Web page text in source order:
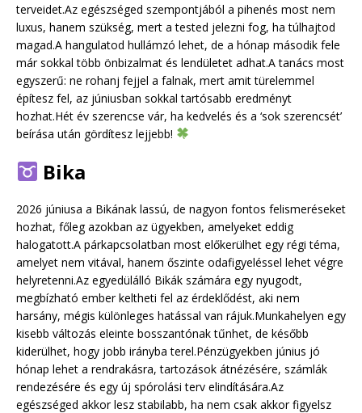
terveidet.Az egészséged szempontjából a pihenés most nem
luxus, hanem szükség, mert a tested jelezni fog, ha túlhajtod
magad.A hangulatod hullámzó lehet, de a hónap második fele
már sokkal több önbizalmat és lendületet adhat.A tanács most
egyszerű: ne rohanj fejjel a falnak, mert amit türelemmel
építesz fel, az júniusban sokkal tartósabb eredményt
hozhat.Hét év szerencse vár, ha kedvelés és a ‘sok szerencsét’
beírása után gördítesz lejjebb!
Bika
2026 júniusa a Bikának lassú, de nagyon fontos felismeréseket
hozhat, főleg azokban az ügyekben, amelyeket eddig
halogatott.A párkapcsolatban most előkerülhet egy régi téma,
amelyet nem vitával, hanem őszinte odafigyeléssel lehet végre
helyretenni.Az egyedülálló Bikák számára egy nyugodt,
megbízható ember keltheti fel az érdeklődést, aki nem
harsány, mégis különleges hatással van rájuk.Munkahelyen egy
kisebb változás eleinte bosszantónak tűnhet, de később
kiderülhet, hogy jobb irányba terel.Pénzügyekben június jó
hónap lehet a rendrakásra, tartozások átnézésére, számlák
rendezésére és egy új spórolási terv elindítására.Az
egészséged akkor lesz stabilabb, ha nem csak akkor figyelsz